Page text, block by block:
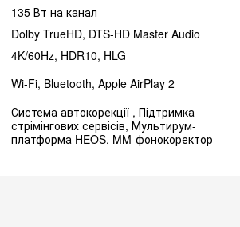
135 Вт на канал
Dolby TrueHD, DTS-HD Master Audio
4K/60Hz, HDR10, HLG
Wi-Fi, Bluetooth, Apple AirPlay 2
Система автокорекції , Підтримка
стрімінгових сервісів, Мультирум-
платформа HEOS, MM-фонокоректор